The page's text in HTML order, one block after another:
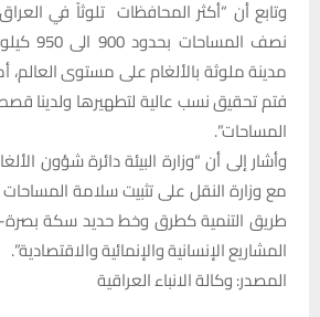
وتابع أن “أكثر المحافظات تلوثاً في
نصف
مدينة ملوثة بالألغام على مستوى العالم،
فتم تحقيق نسب عالية لتطهيرها ولدينا
المساحات”.
وأشار إلى أن “وزارة البيئة دائرة شؤون
مع وزارة النقل على تثبيت سلامة
طريق التنمية كطرق وخط حديد سكة
المشاريع الإنسانية والإنمائية والاقتصادية”.
المصدر: وكالة الانباء العراقية